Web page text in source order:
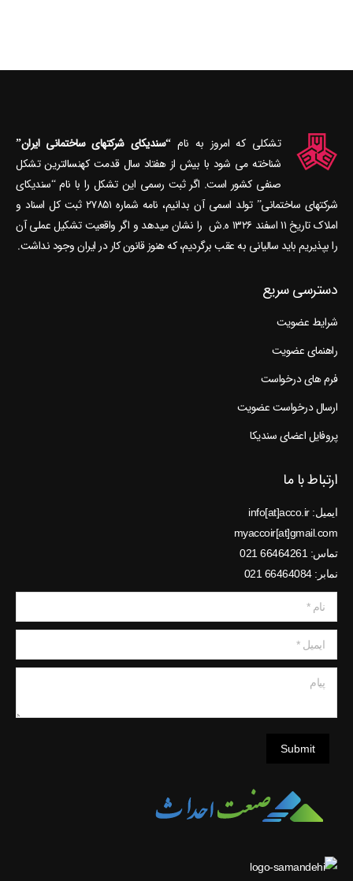
تشکلی که امروز به نام“سندیکای شرکتهای ساختمانی ایران”
شناخته می‎ شود با بیش از هفتاد سال قدمت کهنسال‎ترین تشکل
صنفی کشور است. اگر ثبت رسمی این تشکل را با نام “سندیکای
شرکتهای ساختمانی” تولد اسمی آن بدانیم، نامه شماره ۲۷۸۵۱ ثبت کل اسناد و
املاک تاریخ ۱۱ اسفند ۱۳۲۶ ه.ش را نشان می‎دهد و اگر واقعیت تشکیل عملی آن
را بپذیریم باید سالیانی به عقب برگردیم، که هنوز قانون کار در ایران وجود نداشت.
دسترسی سریع
شرایط عضویت
راهنمای عضویت
فرم های درخواست
ارسال درخواست عضویت
پروفایل اعضای سندیکا
ارتباط با ما
ایمیل: info[at]acco.ir
myaccoir[at]gmail.com
تماس: 66464261 021
نمابر: 66464084 021
نام *
ایمیل *
Submit